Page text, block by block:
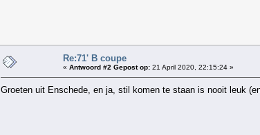
Re:71' B coupe
« Antwoord #2 Gepost op: 21 April 2020, 22:15:24 »
Groeten uit Enschede, en ja, stil komen te staan is nooit leuk